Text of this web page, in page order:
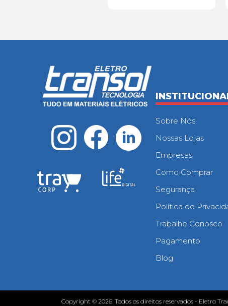
Sobre Nós
Nossas Lojas
Empresas
Como Comprar
Segurança
Política de
Trabalhe Conosco
Pagamento
Blog
Copyright © 2026. Todos os direitos reservados - Eletro